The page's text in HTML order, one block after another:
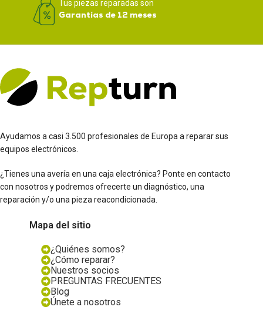
Tus piezas reparadas son
Garantías de 12 meses
Ayudamos a casi 3.500 profesionales de Europa a reparar sus
equipos electrónicos.
¿Tienes una avería en una caja electrónica? Ponte en contacto
con nosotros y podremos ofrecerte un diagnóstico, una
reparación y/o una pieza reacondicionada.
Mapa del sitio
¿Quiénes somos?
¿Cómo reparar?
Nuestros socios
PREGUNTAS FRECUENTES
Blog
Únete a nosotros